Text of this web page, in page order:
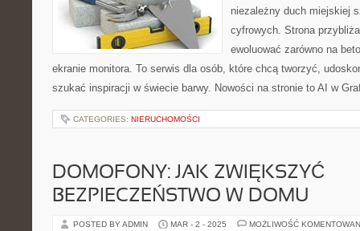
niezależny duch miejskiej
cyfrowych. Strona
ewoluować zarówno na
ekranie monitora. To serwis dla osób, które chcą tworzyć,
szukać inspiracji w świecie barwy. Nowości na stronie to AI w
CATEGORIES: NIERUCHOMOŚCI
DOMOFONY: JAK ZWIĘKSZYĆ
BEZPIECZEŃSTWO W DOMU
POSTED BY ADMIN MAR - 2 - 2025 MOŻLIWOŚĆ